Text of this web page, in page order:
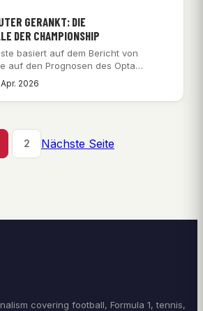
GERANKT: DIE
DER CHAMPIONSHIP
basiert auf dem Bericht von
auf den Prognosen des Opta…
Apr. 2026
2 Nächste Seite
covering football, Formula 1, tennis,